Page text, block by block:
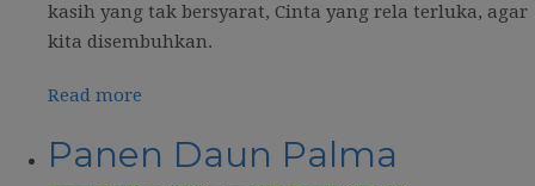
kasih yang tak bersyarat, Cinta yang rela terluka, agar
kita disembuhkan.
Read more
Panen Daun Palma